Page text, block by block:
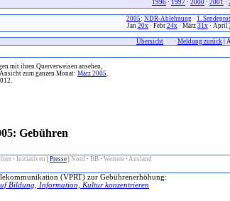
1996 · 1997 · 2000 · 2001 ·
2005: NDR-Ablehnung · 1.
Jan 20x · Febr 24x · März 31x · April
Übersicht · Meldung zurück |
mit ihren Querverweisen ansehen,
zum ganzen Monat: März 2005
Gebühren
· Initiativen Presse Nord · BB · Weitere · Ausland
(VPRT) zur Gebührenerhöhung:
Bildung, Information, Kultur konzentrieren